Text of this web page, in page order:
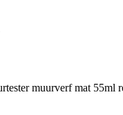
muurverf mat 55ml